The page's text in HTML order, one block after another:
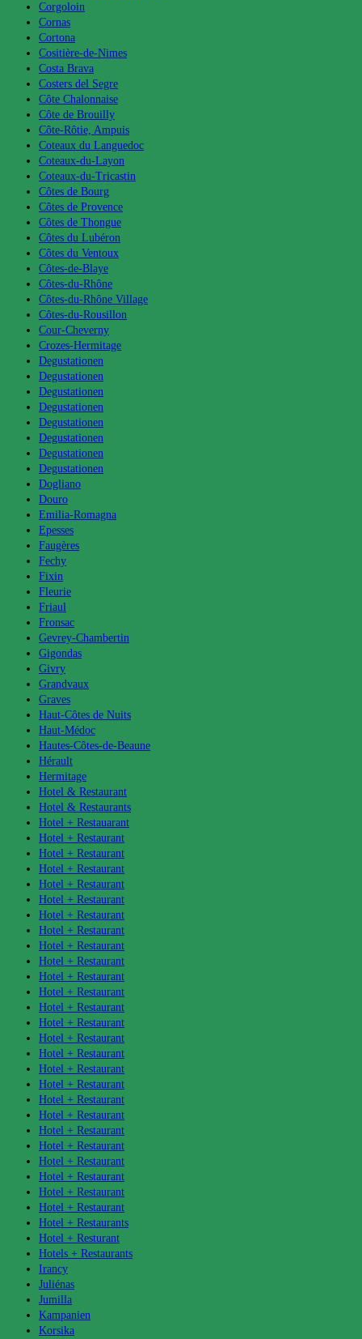
Corgoloin
Cornas
Cortona
Cositière-de-Nimes
Costa Brava
Costers del Segre
Côte Chalonnaise
Côte de Brouilly
Côte-Rôtie, Ampuis
Coteaux du Languedoc
Coteaux-du-Layon
Coteaux-du-Tricastin
Côtes de Bourg
Côtes de Provence
Côtes de Thongue
Côtes du Lubéron
Côtes du Ventoux
Côtes-de-Blaye
Côtes-du-Rhône
Côtes-du-Rhône Village
Côtes-du-Rousillon
Cour-Cheverny
Crozes-Hermitage
Degustationen
Degustationen
Degustationen
Degustationen
Degustationen
Degustationen
Degustationen
Degustationen
Dogliano
Douro
Emilia-Romagna
Epesses
Faugères
Fechy
Fixin
Fleurie
Friaul
Fronsac
Gevrey-Chambertin
Gigondas
Givry
Grandvaux
Graves
Haut-Côtes de Nuits
Haut-Médoc
Hautes-Côtes-de-Beaune
Hérault
Hermitage
Hotel & Restaurant
Hotel & Restaurants
Hotel + Restauarant
Hotel + Restaurant
Hotel + Restaurant
Hotel + Restaurant
Hotel + Restaurant
Hotel + Restaurant
Hotel + Restaurant
Hotel + Restaurant
Hotel + Restaurant
Hotel + Restaurant
Hotel + Restaurant
Hotel + Restaurant
Hotel + Restaurant
Hotel + Restaurant
Hotel + Restaurant
Hotel + Restaurant
Hotel + Restaurant
Hotel + Restaurant
Hotel + Restaurant
Hotel + Restaurant
Hotel + Restaurant
Hotel + Restaurant
Hotel + Restaurant
Hotel + Restaurant
Hotel + Restaurant
Hotel + Restaurant
Hotel + Restaurants
Hotel + Resturant
Hotels + Restaurants
Irancy
Juliénas
Jumilla
Kampanien
Korsika